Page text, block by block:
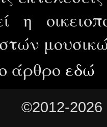
η
άρθρο εδώ
©2012-2026